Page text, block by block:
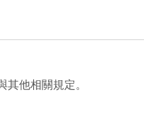
他相關規定。